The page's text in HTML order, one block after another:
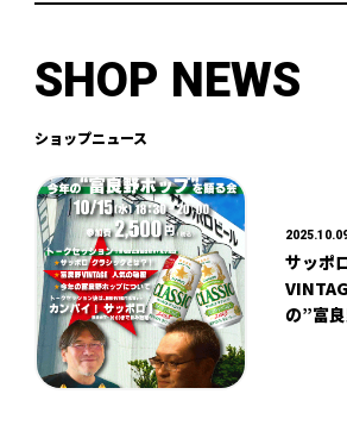
SHOP NEWS
ショップニュース
サッポ
の”富